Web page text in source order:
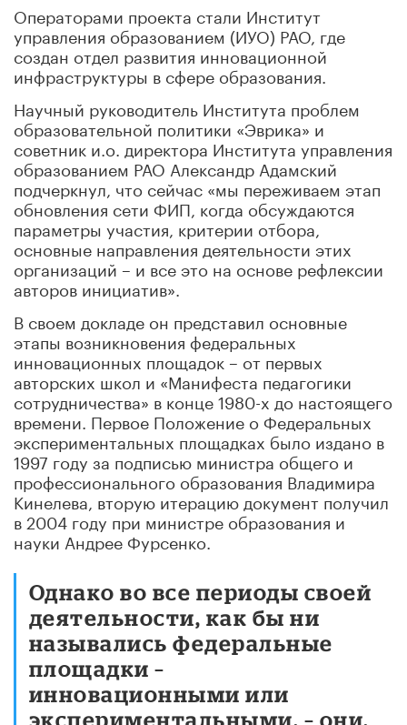
Операторами проекта стали Институт
управления образованием (ИУО) РАО, где
создан отдел развития инновационной
инфраструктуры в сфере образования.
Научный руководитель Института проблем
образовательной политики «Эврика» и
советник и.о. директора Института управления
образованием РАО Александр Адамский
подчеркнул, что сейчас «мы переживаем этап
обновления сети ФИП, когда обсуждаются
параметры участия, критерии отбора,
основные направления деятельности этих
организаций – и все это на основе рефлексии
авторов инициатив».
В своем докладе он представил основные
этапы возникновения федеральных
инновационных площадок – от первых
авторских школ и «Манифеста педагогики
сотрудничества» в конце 1980-х до настоящего
времени. Первое Положение о Федеральных
экспериментальных площадках было издано в
1997 году за подписью министра общего и
профессионального образования Владимира
Кинелева, вторую итерацию документ получил
в 2004 году при министре образования и
науки Андрее Фурсенко.
Однако во все периоды своей
деятельности, как бы ни
назывались федеральные
площадки –
инновационными или
экспериментальными, – они,